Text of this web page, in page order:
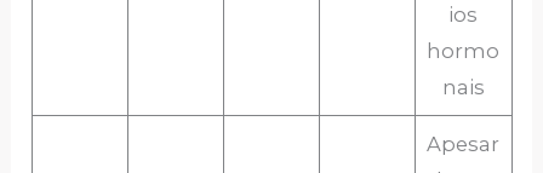
ios
hormo
nais
Apesar